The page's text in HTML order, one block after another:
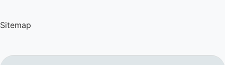
Sitemap